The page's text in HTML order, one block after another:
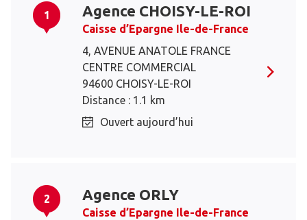
1 Agence CHOISY-LE-ROI
Caisse d’Epargne Ile-de-France
4, AVENUE ANATOLE FRANCE
CENTRE COMMERCIAL
94600 CHOISY-LE-ROI
Distance : 1.1 km
Ouvert aujourd’hui
2 Agence ORLY
Caisse d’Epargne Ile-de-France